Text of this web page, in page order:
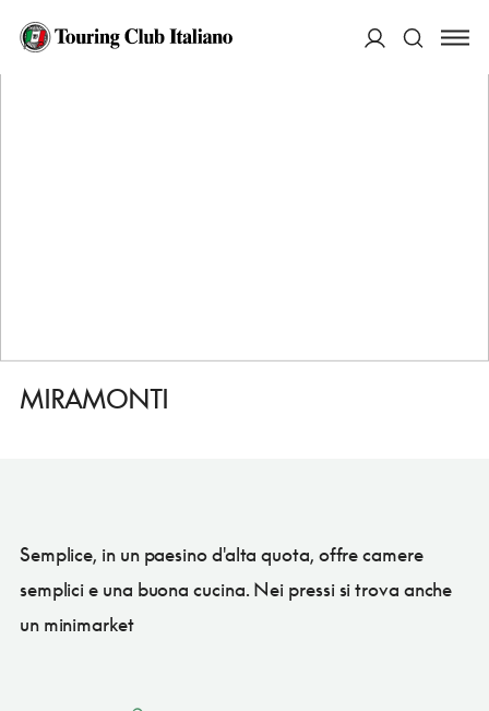
HOME
MIRAMONTI
Semplice, in un paesino d'alta quota, offre camere
semplici e una buona cucina. Nei pressi si trova anche
un minimarket